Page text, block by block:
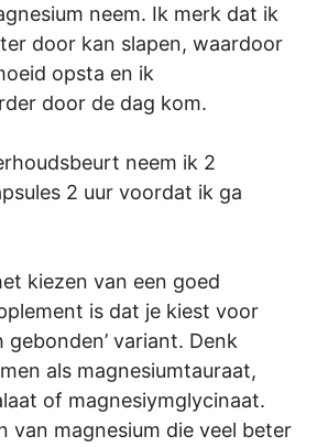
neem. Ik merk dat ik
door kan slapen, waardoor
opsta en ik
door de dag kom.
neem ik 2
2 uur voordat ik ga
kiezen van een goed
is dat je kiest voor
gebonden’ variant. Denk
als magnesiumtauraat,
of magnesiymglycinaat.
van magnesium die veel beter